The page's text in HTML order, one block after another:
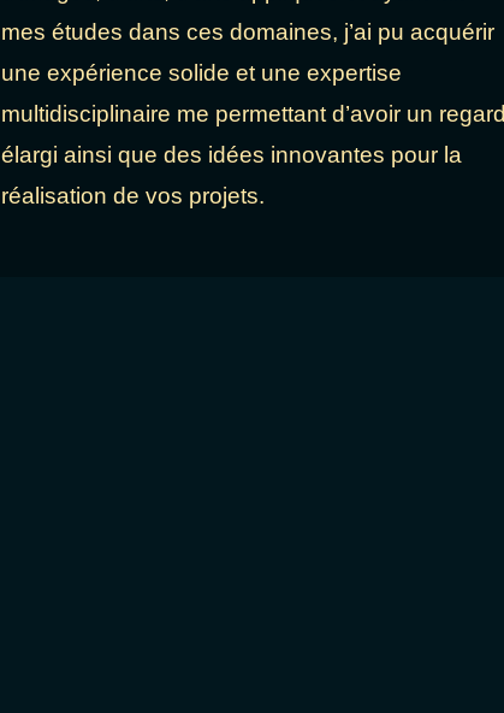
mes études dans ces domaines, j’ai pu acquérir
une expérience solide et une expertise
multidisciplinaire me permettant d’avoir un regard
élargi ainsi que des idées innovantes pour la
réalisation de vos projets.